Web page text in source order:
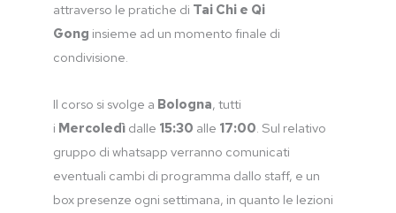
attraverso le pratiche di Tai Chi e Qi
Gong insieme ad un momento finale di
condivisione.
Il corso si svolge a Bologna, tutti
i Mercoledì dalle 15:30 alle 17:00. Sul relativo
gruppo di whatsapp verranno comunicati
eventuali cambi di programma dallo staff, e un
box presenze ogni settimana, in quanto le lezioni